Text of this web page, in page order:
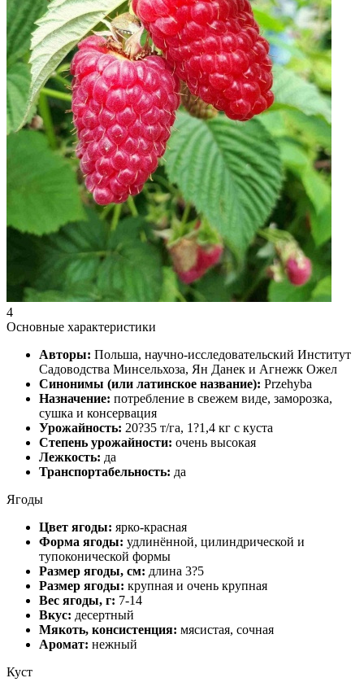
4
Основные характеристики
Авторы: Польша, научно-исследовательский Институт
Садоводства Минсельхоза, Ян Данек и Агнежк Ожел
Синонимы (или латинское название): Przehyba
Назначение: потребление в свежем виде, заморозка,
сушка и консервация
Урожайность: 20?35 т/га, 1?1,4 кг с куста
Степень урожайности: очень высокая
Лежкость: да
Транспортабельность: да
Ягоды
Цвет ягоды: ярко-красная
Форма ягоды: удлинённой, цилиндрической и
тупоконической формы
Размер ягоды, см: длина 3?5
Размер ягоды: крупная и очень крупная
Вес ягоды, г: 7-14
Вкус: десертный
Мякоть, консистенция: мясистая, сочная
Аромат: нежный
Куст